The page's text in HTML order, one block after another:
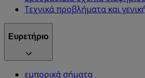
Τεχνικά προβλήματα και
Ευρετήριο
εμπορικά σήματα